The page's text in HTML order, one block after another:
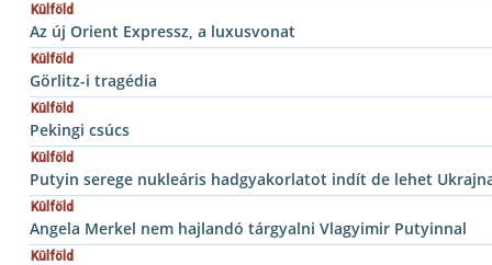
Külföld
Az új Orient Expressz, a luxusvonat
Külföld
Görlitz-i tragédia
Külföld
Pekingi csúcs
Külföld
Putyin serege nukleáris hadgyakorlatot indít de lehet
Külföld
Angela Merkel nem hajlandó tárgyalni Vlagyimir Putyinnal
Külföld